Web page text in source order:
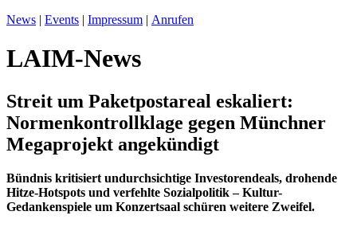
News | Events | Impressum | Anrufen
LAIM-News
Streit um Paketpostareal eskaliert:
Normenkontrollklage gegen Münchner
Megaprojekt angekündigt
Bündnis kritisiert undurchsichtige Investorendeals, drohende
Hitze-Hotspots und verfehlte Sozialpolitik – Kultur-
Gedankenspiele um Konzertsaal schüren weitere Zweifel.